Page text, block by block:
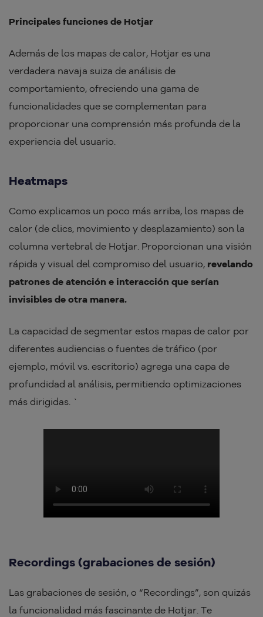
Principales funciones de Hotjar
Además de los mapas de calor, Hotjar es una
verdadera navaja suiza de análisis de
comportamiento, ofreciendo una gama de
funcionalidades que se complementan para
proporcionar una comprensión más profunda de la
experiencia del usuario.
Heatmaps
Como explicamos un poco más arriba, los mapas de
calor (de clics, movimiento y desplazamiento) son la
columna vertebral de Hotjar. Proporcionan una visión
rápida y visual del compromiso del usuario, revelando
patrones de atención e interacción que serían
invisibles de otra manera.
La capacidad de segmentar estos mapas de calor por
diferentes audiencias o fuentes de tráfico (por
ejemplo, móvil vs. escritorio) agrega una capa de
profundidad al análisis, permitiendo optimizaciones
más dirigidas. `
Recordings (grabaciones de sesión)
Las grabaciones de sesión, o “Recordings”, son quizás
la funcionalidad más fascinante de Hotjar. Te